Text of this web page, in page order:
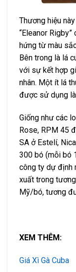
Thương hiệu
“Eleanor
hứng từ màu
Bên trong là lá
với sự kết hợp
nhân. Một ít lá
được sử dụng
Giống như các
Rose, RPM 45
SA ở Estelí,
300 bó (mỗi bó
công ty dự định
xuất trong
Mỹ/bó, tương
XEM THÊM:
Giá Xì Gà Cuba